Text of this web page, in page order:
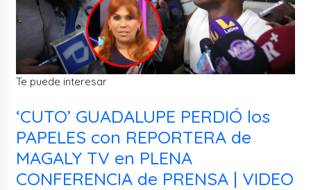
Te puede interesar
‘CUTO’ GUADALUPE PERDIÓ los
PAPELES con REPORTERA de
MAGALY TV en PLENA
CONFERENCIA de PRENSA | VIDEO